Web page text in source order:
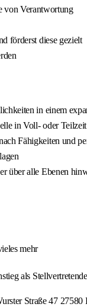
von Verantwortung
förderst diese gezielt
in einem
in Voll- oder
Fähigkeiten und
über alle Ebenen
mehr
als
Straße 47